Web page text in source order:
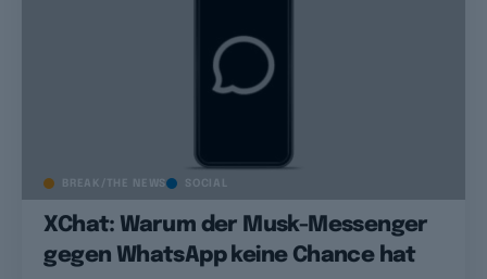
BREAK/THE NEWS SOCIAL
XChat: Warum der Musk-Messenger
gegen WhatsApp keine Chance hat